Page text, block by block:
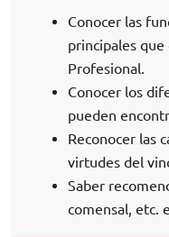
Conocer las
principales
Profesional.
Conocer los
pueden
Reconocer las
virtudes del
Saber
comensal, etc.